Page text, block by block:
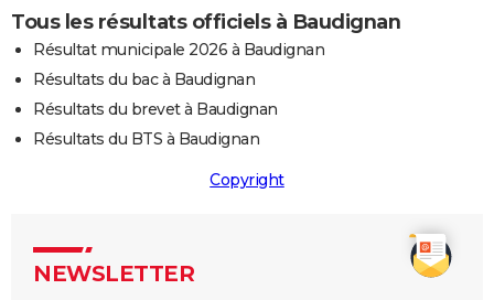
Tous les résultats officiels à Baudignan
Résultat municipale 2026 à Baudignan
Résultats du bac à Baudignan
Résultats du brevet à Baudignan
Résultats du BTS à Baudignan
Copyright
NEWSLETTER